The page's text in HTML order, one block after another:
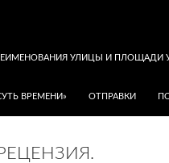
УЛИЦЫ И ПЛОЩАДИ
ВРЕМЕНИ» ОТПРАВКИ